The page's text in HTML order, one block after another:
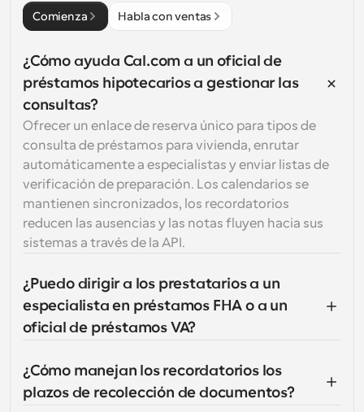
Comienza Habla con ventas
¿Cómo ayuda Cal.com a un oficial de
préstamos hipotecarios a gestionar las
consultas?
Ofrecer un enlace de reserva único para tipos de
consulta de préstamos para vivienda, enrutar
automáticamente a especialistas y enviar listas de
verificación de preparación. Los calendarios se
mantienen sincronizados, los recordatorios
reducen las ausencias y las notas fluyen hacia sus
sistemas a través de la API.
¿Puedo dirigir a los prestatarios a un
especialista en préstamos FHA o a un
oficial de préstamos VA?
¿Cómo manejan los recordatorios los
plazos de recolección de documentos?